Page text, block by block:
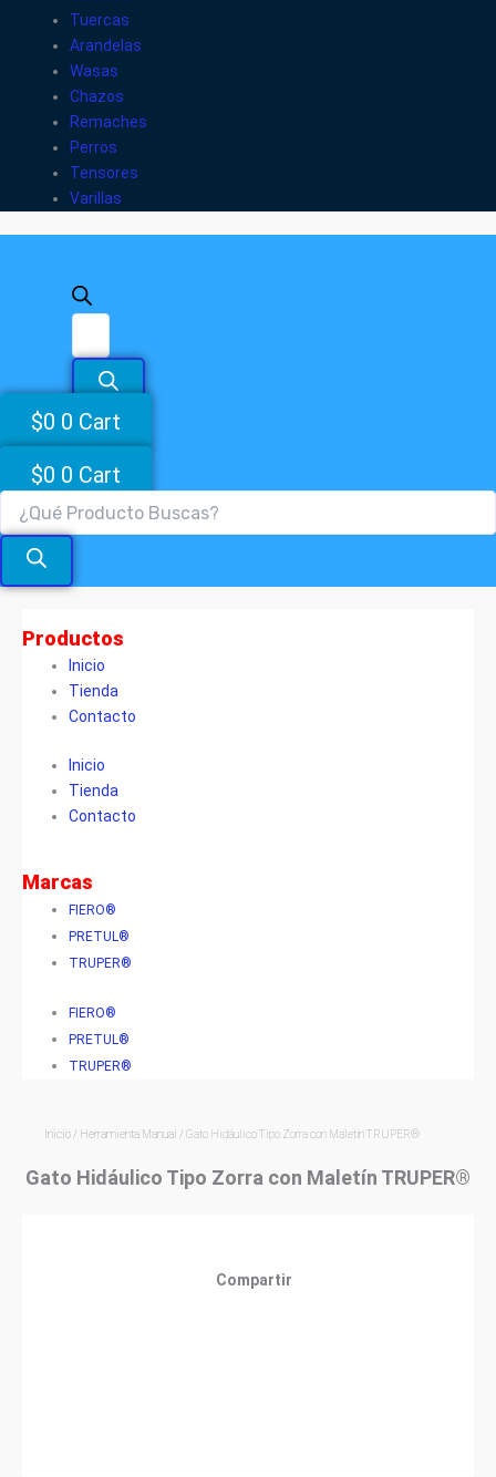
Tuercas
Arandelas
Wasas
Chazos
Remaches
Perros
Tensores
Varillas
$0 0 Cart
$0 0 Cart
Productos
Inicio
Tienda
Contacto
Inicio
Tienda
Contacto
Marcas
FIERO®
PRETUL®
TRUPER®
FIERO®
PRETUL®
TRUPER®
Inicio / Herramienta Manual / Gato Hidáulico Tipo Zorra con Maletín TRUPER®
Gato Hidáulico Tipo Zorra con Maletín TRUPER®
Compartir